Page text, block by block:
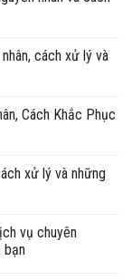
cách xử lý và
Cách Khắc Phục
xử lý và những
vụ chuyên
bạn